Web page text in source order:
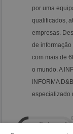
por uma
qualificados,
empresas.
de
com mais de
o mundo. A
INFORMA
especializado